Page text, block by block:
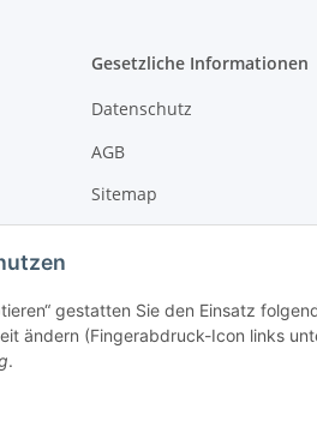
Gesetzliche Informationen
Datenschutz
AGB
Sitemap
Widerrufsrecht
gestatten Sie den Einsatz
ändern (Fingerabdruck-Icon links
.